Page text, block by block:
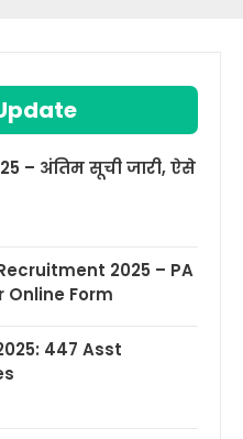
– अंतिम सूची जारी, ऐसे
2025 – PA
Online Form
447 Asst